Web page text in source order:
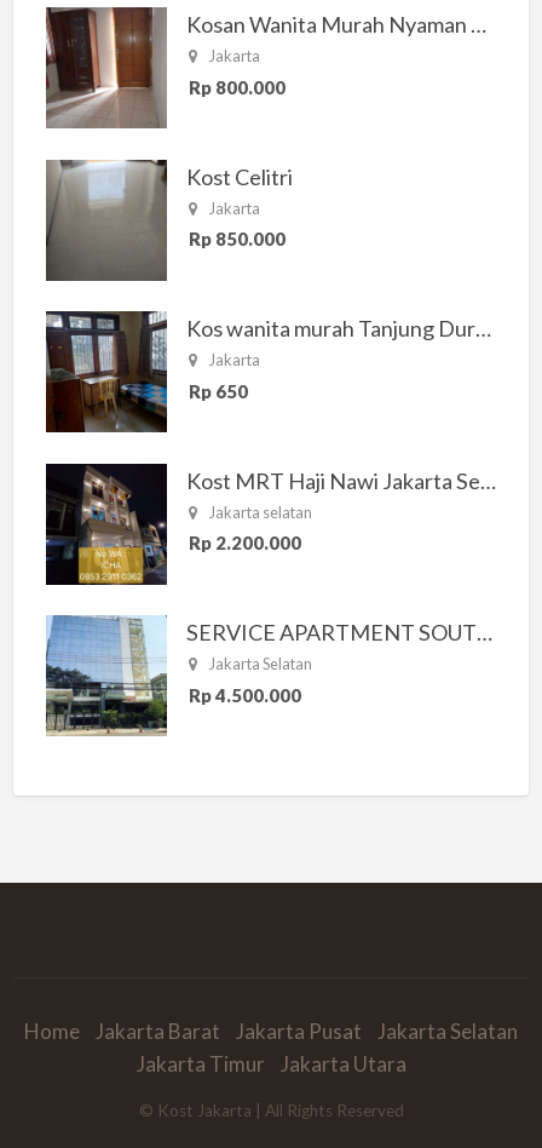
Kosan Wanita Murah Nyaman di Jakarta Selatan
Jakarta
Rp 800.000
Kost Celitri
Jakarta
Rp 850.000
Kos wanita murah Tanjung Duren Jakarta Barat
Jakarta
Rp 650
Kost MRT Haji Nawi Jakarta Selatan
Jakarta selatan
Rp 2.200.000
SERVICE APARTMENT SOUTH RESIDENCE
Jakarta Selatan
Rp 4.500.000
Home Jakarta Barat Jakarta Pusat
Jakarta Selatan
Jakarta Timur
Jakarta Utara
© Kost Jakarta | All Rights Reserved